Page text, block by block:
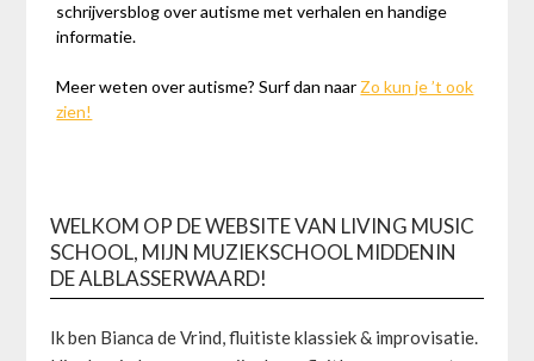
schrijversblog over autisme met verhalen en handige
informatie.
Meer weten over autisme? Surf dan naar Zo kun je ’t ook
zien!
WELKOM OP DE WEBSITE VAN LIVING MUSIC
SCHOOL, MIJN MUZIEKSCHOOL MIDDENIN
DE ALBLASSERWAARD!
Ik ben Bianca de Vrind, fluitiste klassiek & improvisatie.